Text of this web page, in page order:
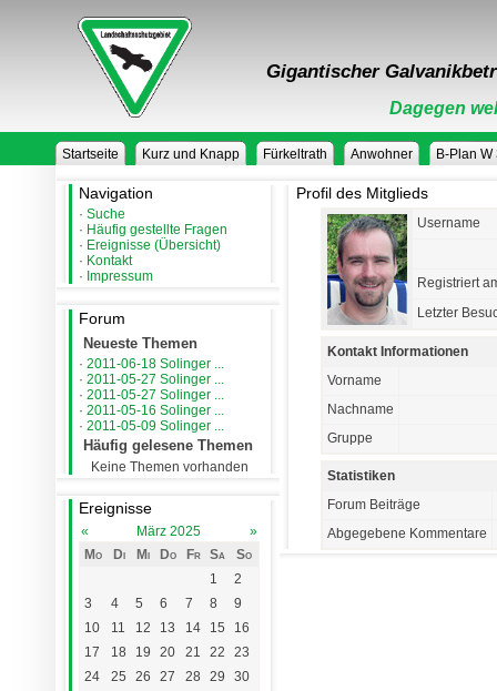
Gigantischer
Dagegen
Startseite Kurz und Knapp Fürkeltrath Anwohner B-Plan W
Navigation
· Suche
· Häufig gestellte Fragen
· Ereignisse (Übersicht)
· Kontakt
· Impressum
Forum
Neueste Themen
· 2011-06-18 Solinger ...
· 2011-05-27 Solinger ...
· 2011-05-27 Solinger ...
· 2011-05-16 Solinger ...
· 2011-05-09 Solinger ...
Häufig gelesene Themen
Keine Themen vorhanden
Ereignisse
« März 2025
»
Mo
Di Mi Do Fr Sa
So
1
2
3
4 5 6 7 8
9
10
11 12 13 14 15
16
17
18 19 20 21 22
23
24
25 26 27 28 29
30
Profil des Mitglieds
Username
Registriert
Letzter
Kontakt Informationen
Vorname
Nachname
Gruppe
Statistiken
Forum Beiträge
Abgegebene Kommentare